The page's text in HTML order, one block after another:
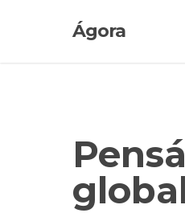
Ágora